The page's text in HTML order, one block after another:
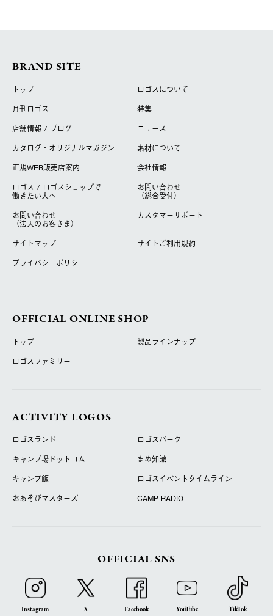
BRAND SITE
トップ
ロゴスについて
月刊ロゴス
特集
店舗情報 / ブログ
ニュース
カタログ・オリジナルマガジン
素材について
正規WEB販売店案内
会社情報
ロゴス / ロゴスショップで
働きたい人へ
お問い合わせ
（総合受付）
お問い合わせ
（法人のお客さま）
カスタマーサポート
サイトマップ
サイトご利用規約
プライバシーポリシー
OFFICIAL ONLINE SHOP
トップ
製品ラインナップ
ロゴスファミリー
ACTIVITY LOGOS
ロゴスランド
ロゴスパーク
キャンプ場ドットコム
まめ知識
キャンプ飯
ロゴスイベントタイムライン
おあそびマスターズ
CAMP RADIO
OFFICIAL SNS
Instagram X Facebook YouTube TikTok